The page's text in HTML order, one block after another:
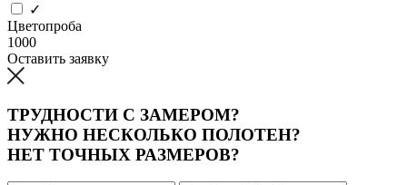
✓
Цветопроба
1000
Оставить заявку
ТРУДНОСТИ С ЗАМЕРОМ?
НУЖНО НЕСКОЛЬКО ПОЛОТЕН?
НЕТ ТОЧНЫХ РАЗМЕРОВ?